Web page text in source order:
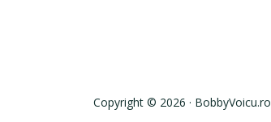
Copyright © 2026 · BobbyVoicu.ro